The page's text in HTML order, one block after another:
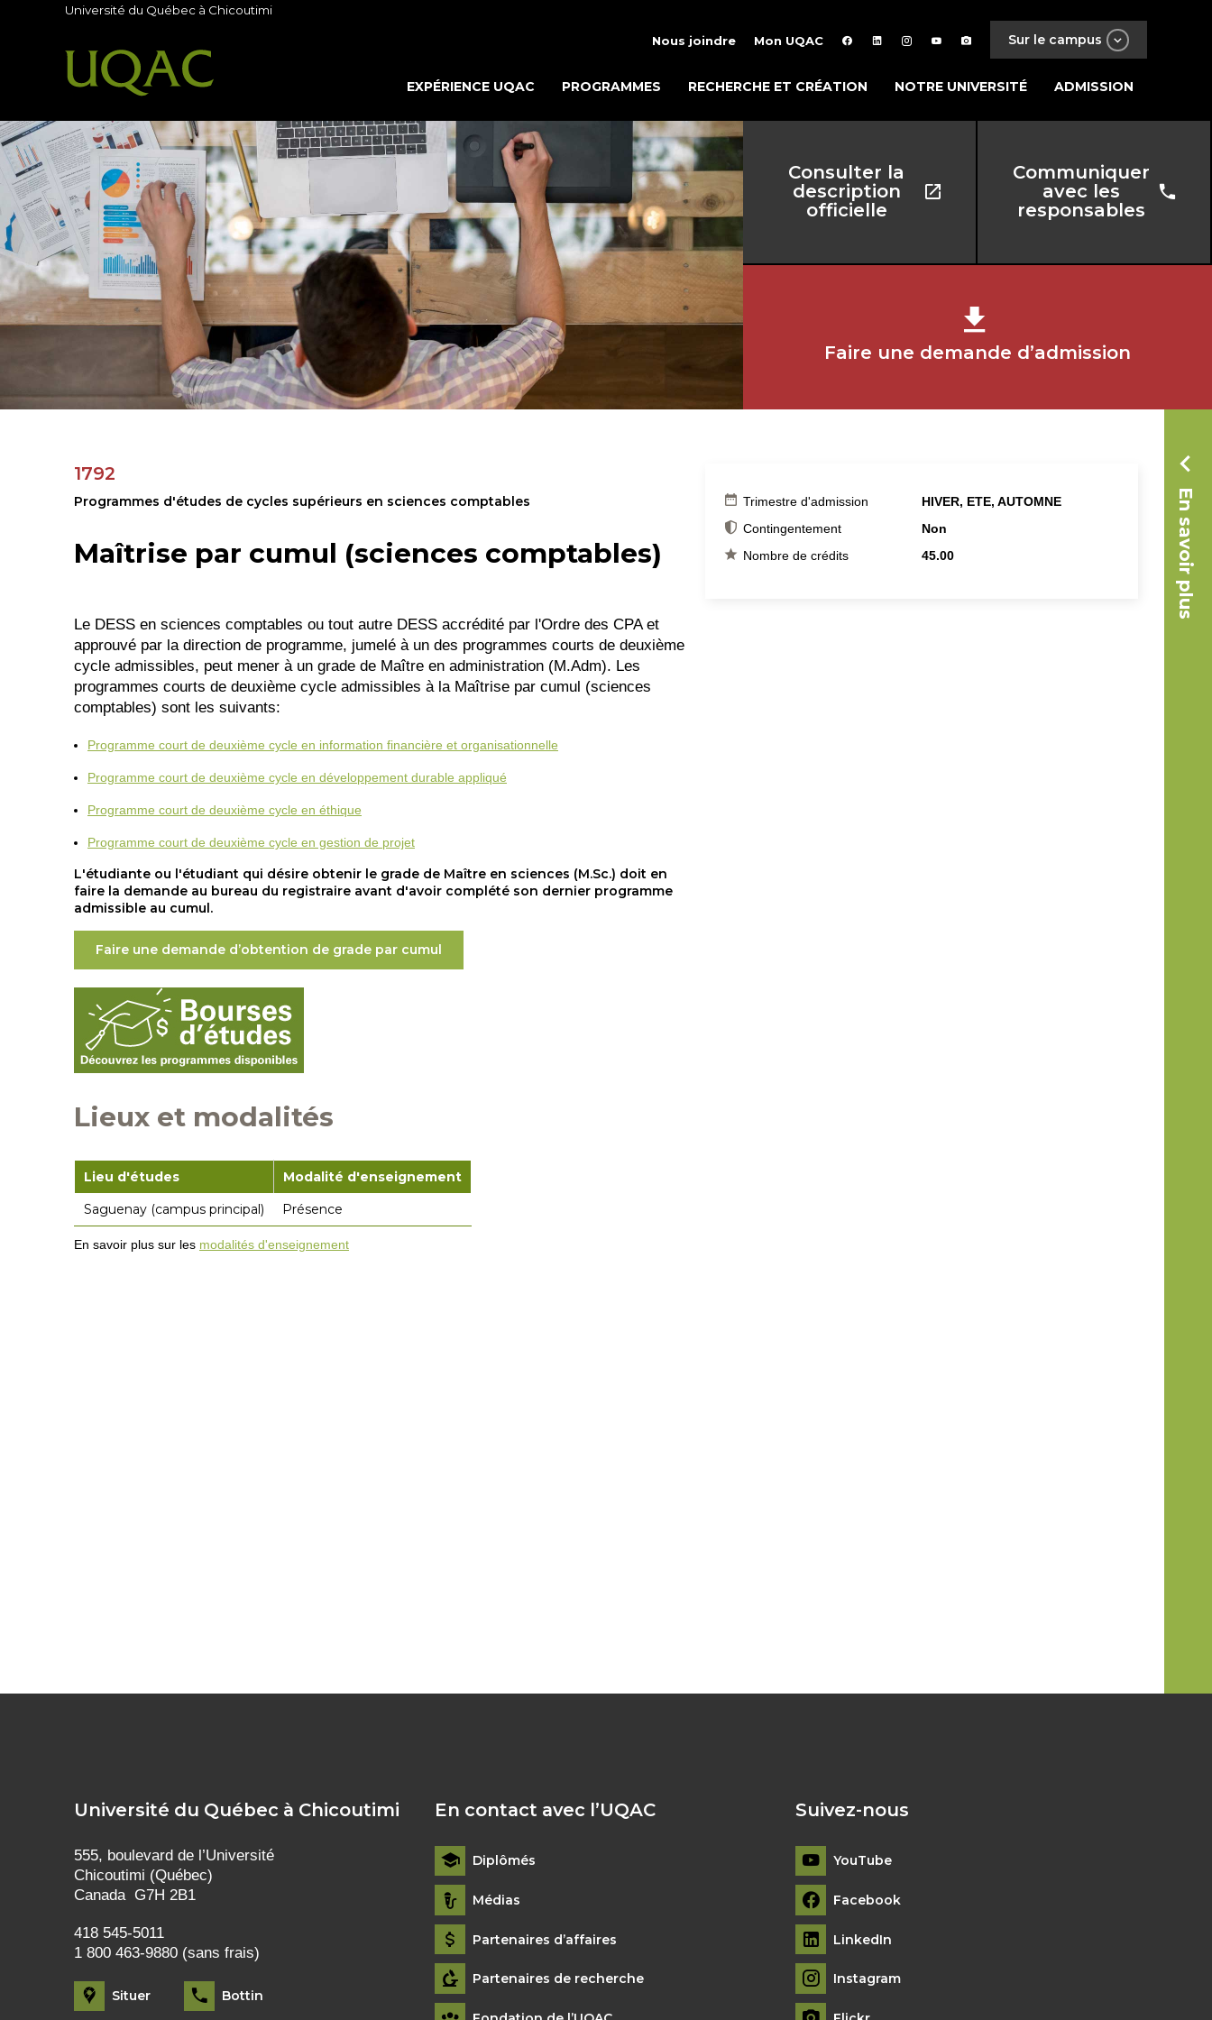
Université du Québec à Chicoutimi
Sur le campus
Nous joindre Mon UQAC
EXPÉRIENCE UQAC PROGRAMMES RECHERCHE ET CRÉATION NOTRE UNIVERSITÉ ADMISSION
Consulter la
description
officielle
Communiquer
avec les
responsables
Faire une demande d’admission
En savoir plus
1792
Programmes d'études de cycles supérieurs en sciences comptables
Maîtrise par cumul (sciences comptables)
Le DESS en sciences comptables ou tout autre DESS accrédité par l'Ordre des CPA et
approuvé par la direction de programme, jumelé à un des programmes courts de deuxième
cycle admissibles, peut mener à un grade de Maître en administration (M.Adm). Les
programmes courts de deuxième cycle admissibles à la Maîtrise par cumul (sciences
comptables) sont les suivants:
Programme court de deuxième cycle en information financière et organisationnelle
Programme court de deuxième cycle en développement durable appliqué
Programme court de deuxième cycle en éthique
Programme court de deuxième cycle en gestion de projet
L'étudiante ou l'étudiant qui désire obtenir le grade de Maître en sciences (M.Sc.) doit en
faire la demande au bureau du registraire avant d'avoir complété son dernier programme
admissible au cumul.
Faire une demande d’obtention de grade par cumul
Lieux et modalités
Lieu d'études
Modalité d'enseignement
Saguenay (campus principal)
Présence
En savoir plus sur les modalités d'enseignement
Trimestre d'admission
HIVER, ETE, AUTOMNE
Contingentement
Non
Nombre de crédits
45.00
Université du Québec à Chicoutimi
555, boulevard de l’Université
Chicoutimi (Québec)
Canada G7H 2B1
418 545-5011
1 800 463-9880 (sans frais)
Situer Bottin
En contact avec l’UQAC
Diplômés
Médias
Partenaires d’affaires
Partenaires de recherche
Suivez-nous
YouTube
Facebook
LinkedIn
Instagram